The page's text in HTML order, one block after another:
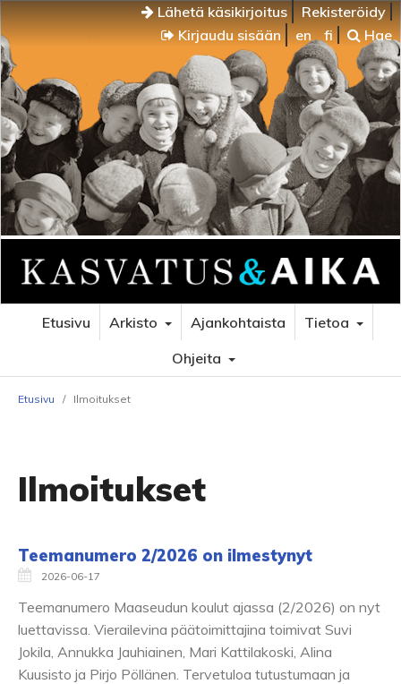
Lähetä käsikirjoitus
Rekisteröidy
Kirjaudu sisään
en fi Hae
Etusivu Arkisto Ajankohtaista
Tietoa
Ohjeita
Etusivu / Ilmoitukset
Ilmoitukset
Teemanumero 2/2026 on ilmestynyt
2026-06-17
Teemanumero Maaseudun koulut ajassa (2/2026) on nyt
luettavissa. Vierailevina päätoimittajina toimivat Suvi
Jokila, Annukka Jauhiainen, Mari Kattilakoski, Alina
Kuusisto ja Pirjo Pöllänen. Tervetuloa tutustumaan ja